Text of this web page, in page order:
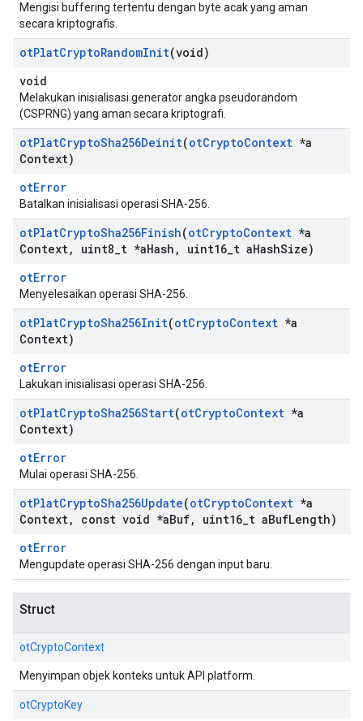
Mengisi buffering tertentu dengan byte acak yang aman
secara kriptografis.
otPlatCryptoRandomInit(void)
void
Melakukan inisialisasi generator angka pseudorandom
(CSPRNG) yang aman secara kriptografi.
otPlatCryptoSha256Deinit(otCryptoContext *a
Context)
otError
Batalkan inisialisasi operasi SHA-256.
otPlatCryptoSha256Finish(otCryptoContext *a
Context, uint8 t *aHash , uint16 t aHashSize)
otError
Menyelesaikan operasi SHA-256.
otPlatCryptoSha256Init(otCryptoContext *a
Context)
otError
Lakukan inisialisasi operasi SHA-256.
otPlatCryptoSha256Start(otCryptoContext *a
Context)
otError
Mulai operasi SHA-256.
otPlatCryptoSha256Update(otCryptoContext *a
Context, const void *aBuf, uint16 t aBufLength)
otError
Mengupdate operasi SHA-256 dengan input baru.
Struct
otCryptoContext
Menyimpan objek konteks untuk API platform.
otCryptoKey